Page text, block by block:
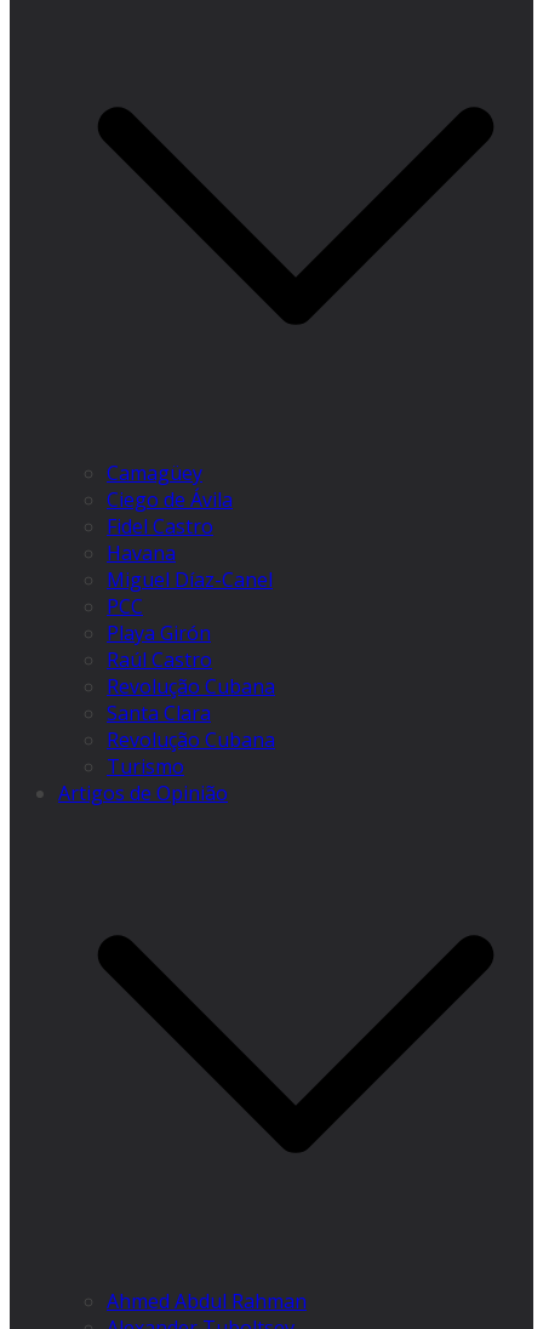
Camagüey
Ciego de Ávila
Fidel Castro
Havana
Miguel Díaz-Canel
PCC
Playa Girón
Raúl Castro
Revolução Cubana
Santa Clara
Revolução Cubana
Turismo
Artigos de Opinião
Ahmed Abdul Rahman